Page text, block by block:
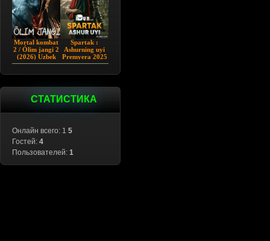
Mortal kombat
2 / Ólim jangi 2
(2026) Uzbek
tilida
Spartak :
Ashurning uyi
Premyera 2025
Barcha qismlar
СТАТИСТИКА
Онлайн всего: 1 5
Гостей: 4
Пользователей: 1